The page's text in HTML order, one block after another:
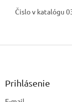
Čislo v katalógu
Z
Prihlásenie